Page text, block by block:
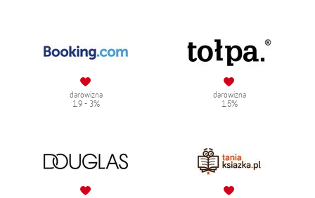
darowizna
1.9 - 3%
darowizna
1.5%